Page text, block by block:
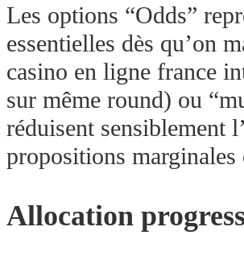
Les options “Odds”
essentielles dès qu’on
casino en ligne france
sur même round) ou
réduisent sensiblement
propositions
Allocation